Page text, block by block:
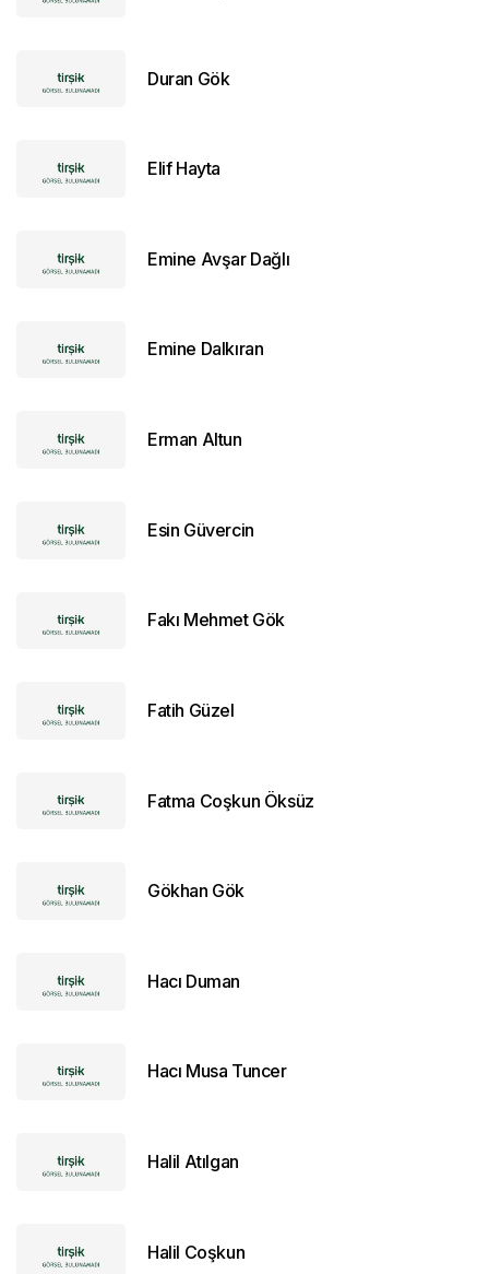
Duran Gök
Elif Hayta
Emine Avşar Dağlı
Emine Dalkıran
Erman Altun
Esin Güvercin
Fakı Mehmet Gök
Fatih Güzel
Fatma Coşkun Öksüz
Gökhan Gök
Hacı Duman
Hacı Musa Tuncer
Halil Atılgan
Halil Coşkun